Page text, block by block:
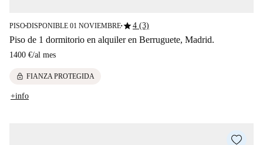
PISO■DISPONIBLE 01 NOVIEMBRE■star4 (3)
Piso de 1 dormitorio en alquiler en Berruguete, Madrid.
1400 €/al mes
lock FIANZA PROTEGIDA
+info